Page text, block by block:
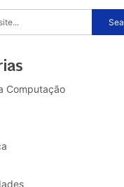
Computação